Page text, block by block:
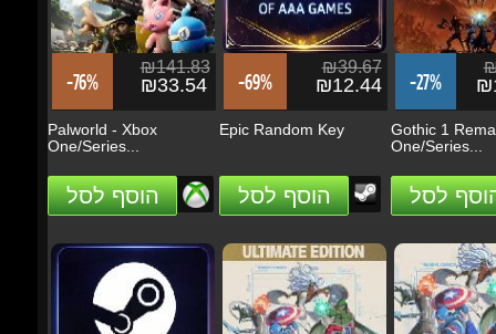
הזמן הזמן
-76%
₪141.83
₪33.54
Palworld - Xbox
One/Series...
הוסף לסל
-69%
₪39.67
₪12.44
Epic Random Key
-27%
Gothic 1
One/Series...
הוסף לסל